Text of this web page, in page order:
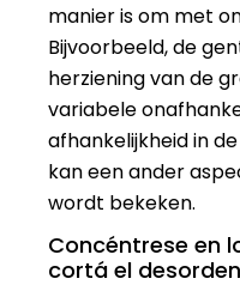
manier is om met
Bijvoorbeeld, de
herziening van de
variabele
afhankelijkheid in
kan een ander
wordt bekeken.
Concéntrese en
cortá el